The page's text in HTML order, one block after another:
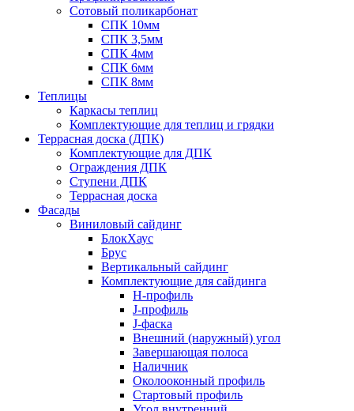
Сотовый поликарбонат
СПК 10мм
СПК 3,5мм
СПК 4мм
СПК 6мм
СПК 8мм
Теплицы
Каркасы теплиц
Комплектующие для теплиц и грядки
Террасная доска (ДПК)
Комплектующие для ДПК
Ограждения ДПК
Ступени ДПК
Террасная доска
Фасады
Виниловый сайдинг
БлокХаус
Брус
Вертикальный сайдинг
Комплектующие для сайдинга
H-профиль
J-профиль
J-фаска
Внешний (наружный) угол
Завершающая полоса
Наличник
Околооконный профиль
Стартовый профиль